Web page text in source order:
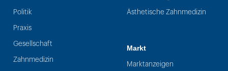
Politik
Praxis
Gesellschaft
Zahnmedizin
Ästhetische Zahnmedizin
Markt
Marktanzeigen